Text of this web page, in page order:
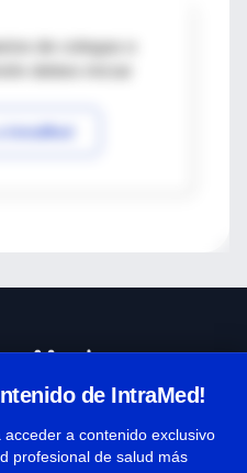
de colegas o
IntraMed
de IntraMed!
a contenido exclusivo
profesional de salud más